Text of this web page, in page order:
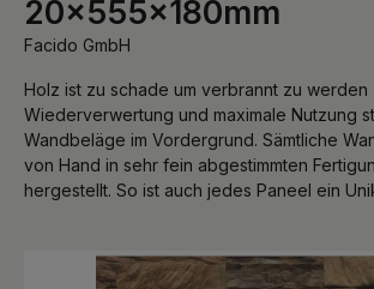
20x555x180mm
Facido GmbH
Holz ist zu schade um verbrannt zu werden
Wiederverwertung und maximale Nutzung
Wandbeläge im Vordergrund. Sämtliche
von Hand in sehr fein abgestimmten
hergestellt. So ist auch jedes Paneel ein
Bildergalerie überspringen